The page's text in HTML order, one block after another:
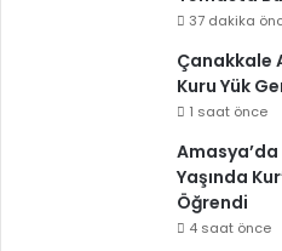
37 dakika
Çanakkale
Kuru Yük
1 saat önce
Amasya’da
Yaşında
Öğrendi
4 saat önce